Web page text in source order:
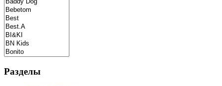
Разделы